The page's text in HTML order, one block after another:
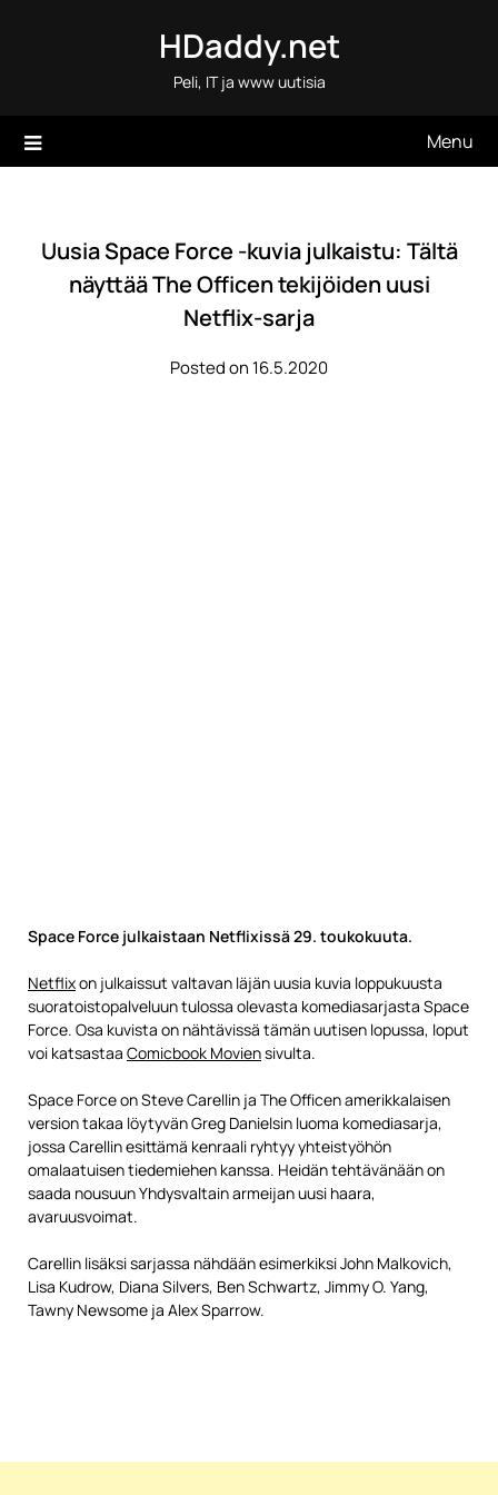
HDaddy.net
Peli, IT ja www uutisia
Menu
Uusia Space Force -kuvia julkaistu: Tältä
näyttää The Officen tekijöiden uusi
Netflix-sarja
Posted on 16.5.2020
Space Force julkaistaan Netflixissä 29. toukokuuta.
Netflixon julkaissut valtavan läjän uusia kuvia loppukuusta
suoratoistopalveluun tulossa olevasta komediasarjasta Space
Force. Osa kuvista on nähtävissä tämän uutisen lopussa, loput
voi katsastaa Comicbook Moviensivulta.
Space Force on Steve Carellin ja The Officen amerikkalaisen
version takaa löytyvän Greg Danielsin luoma komediasarja,
jossa Carellin esittämä kenraali ryhtyy yhteistyöhön
omalaatuisen tiedemiehen kanssa. Heidän tehtävänään on
saada nousuun Yhdysvaltain armeijan uusi haara,
avaruusvoimat.
Carellin lisäksi sarjassa nähdään esimerkiksi John Malkovich,
Lisa Kudrow, Diana Silvers, Ben Schwartz, Jimmy O. Yang,
Tawny Newsome ja Alex Sparrow.